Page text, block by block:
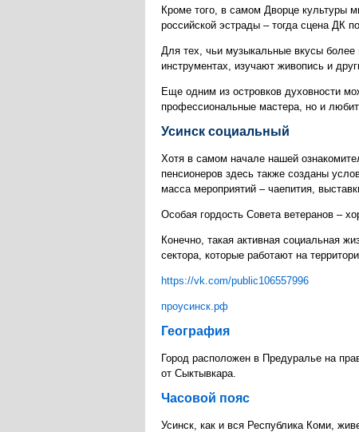
Кроме того, в самом Дворце культуры
российской эстрады – тогда сцена ДК
Для тех, чьи музыкальные вкусы более
инструментах, изучают живопись и
Еще одним из островков духовности
профессиональные мастера, но и
Усинск социальный
Хотя в самом начале нашей
пенсионеров здесь также созданы
масса мероприятий – чаепития,
Особая гордость Совета ветеранов –
Конечно, такая активная социальная
сектора, которые работают на
https://vk.com/public106557996
проусинск.рф
География
Город расположен в Предуралье на
от Сыктывкара.
Часовой пояс
Усинск, как и вся Республика Коми,